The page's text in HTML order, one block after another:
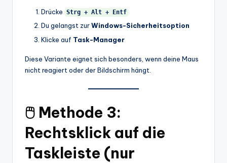
Drücke Strg + Alt + Entf
Du gelangst zurWindows-Sicherheitsoption
Klicke auf Task-Manager
Diese Variante eignet sich besonders, wenn deine Maus
nicht reagiert oder der Bildschirm hängt.
🖱️ Methode 3:
Rechtsklick auf die
Taskleiste (nur